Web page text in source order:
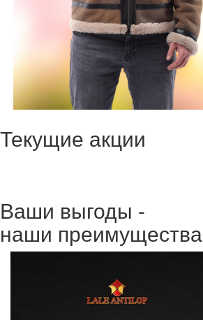
Текущие акции
Ваши выгоды -
наши преимущества